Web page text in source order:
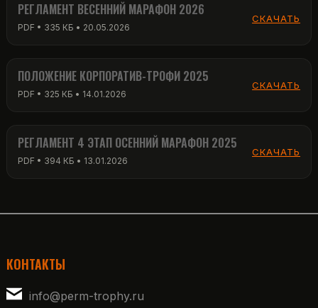
РЕГЛАМЕНТ ВЕСЕННИЙ МАРАФОН 2026
ПОЛОЖЕНИЕ КОРПОРАТИВ-ТРОФИ 2025
РЕГЛАМЕНТ 4 ЭТАП ОСЕННИЙ МАРАФОН 2025
КОНТАКТЫ